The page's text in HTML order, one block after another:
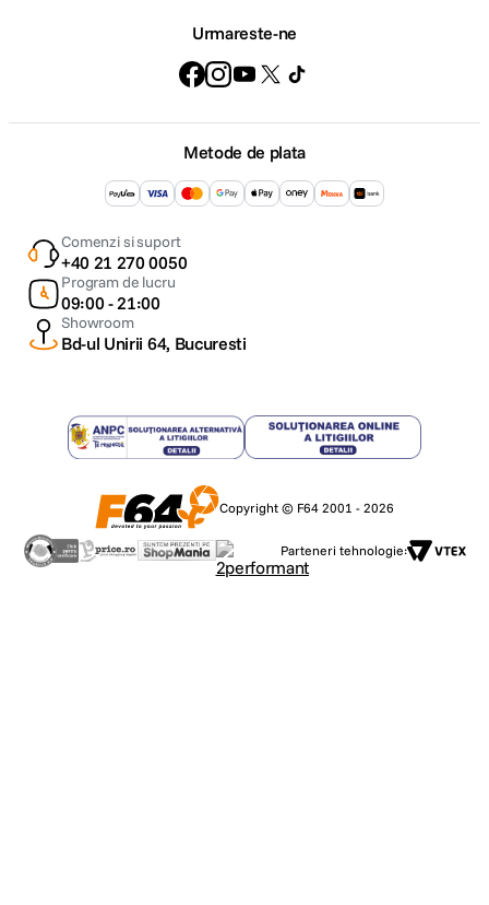
Urmareste-ne
Metode de plata
Comenzi si suport
+40 21 270 0050
Program de lucru
09:00 - 21:00
Showroom
Bd-ul Unirii 64, Bucuresti
Copyright © F64 2001 - 2026
Parteneri tehnologie: